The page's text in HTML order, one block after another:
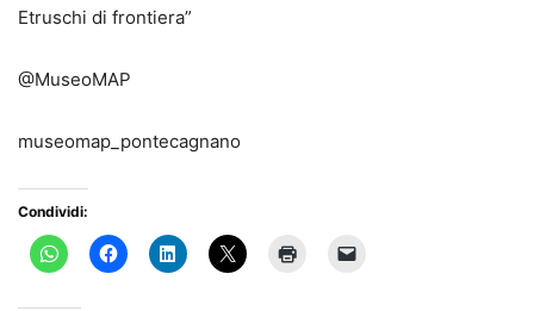
Etruschi di frontiera”
@MuseoMAP
museomap_pontecagnano
Condividi: